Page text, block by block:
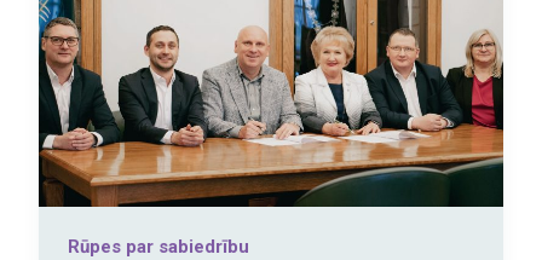
Rūpes par sabiedrību